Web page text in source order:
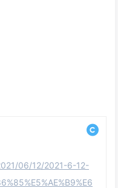
06/12/2021-6-12-